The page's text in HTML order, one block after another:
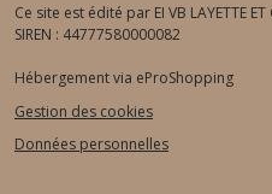
Ce site est édité par EI VB LAYETTE
SIREN : 44777580000082
Hébergement via eProShopping
Gestion des cookies
Données personnelles